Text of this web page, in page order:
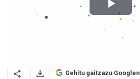
Gehitu gaitzazu Googlen